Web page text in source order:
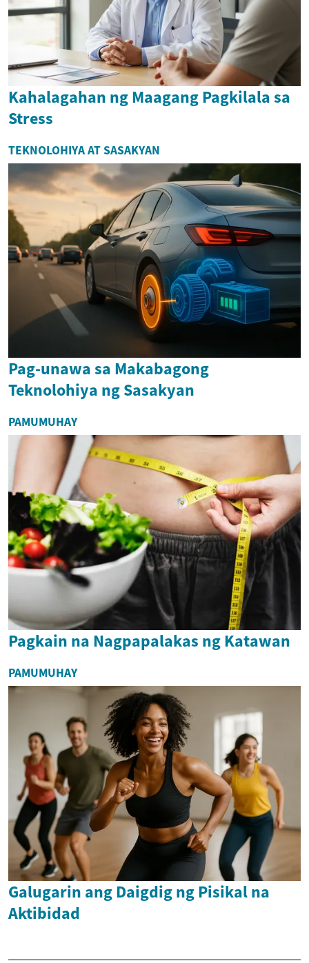
Kahalagahan ng Maagang Pagkilala sa
Stress
TEKNOLOHIYA AT SASAKYAN
Pag-unawa sa Makabagong
Teknolohiya ng Sasakyan
PAMUMUHAY
Pagkain na Nagpapalakas ng Katawan
PAMUMUHAY
Galugarin ang Daigdig ng Pisikal na
Aktibidad